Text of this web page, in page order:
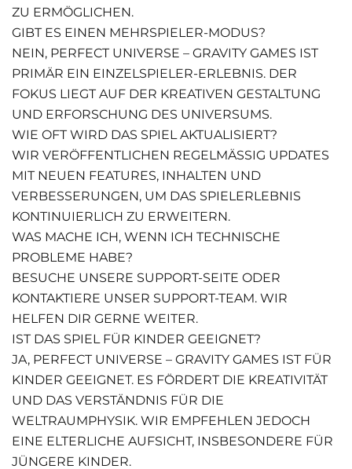
ZU ERMÖGLICHEN.
GIBT ES EINEN MEHRSPIELER-MODUS?
NEIN, PERFECT UNIVERSE – GRAVITY GAMES IST
PRIMÄR EIN EINZELSPIELER-ERLEBNIS. DER
FOKUS LIEGT AUF DER KREATIVEN GESTALTUNG
UND ERFORSCHUNG DES UNIVERSUMS.
WIE OFT WIRD DAS SPIEL AKTUALISIERT?
WIR VERÖFFENTLICHEN REGELMÄSSIG UPDATES M
IT NEUEN FEATURES, INHALTEN UND V
ERBESSERUNGEN, UM DAS SPIELERLEBNIS K
ONTINUIERLICH ZU ERWEITERN.
WAS MACHE ICH, WENN ICH TECHNISCHE
PROBLEME HABE?
BESUCHE UNSERE SUPPORT-SEITE ODER
KONTAKTIERE UNSER SUPPORT-TEAM. WIR
HELFEN DIR GERNE WEITER.
IST DAS SPIEL FÜR KINDER GEEIGNET?
JA, PERFECT UNIVERSE – GRAVITY GAMES IST FÜR
KINDER GEEIGNET. ES FÖRDERT DIE KREATIVITÄT
UND DAS VERSTÄNDNIS FÜR DIE
WELTRAUMPHYSIK. WIR EMPFEHLEN JEDOCH
EINE ELTERLICHE AUFSICHT, INSBESONDERE FÜR
JÜNGERE KINDER.